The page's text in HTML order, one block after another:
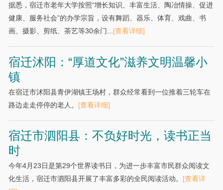
据悉，宿迁市老年大学按照“增长知识、丰富生活、陶冶情操、促进
健康、服务社会”的办学宗旨，设有舞蹈、器乐、体育、戏曲、书
画、摄影、剪纸、茶艺等30余门... [查看详细]
宿迁沭阳：“厚道文化”滋养文明温馨小
镇
在宿迁市沭阳县青伊湖镇王场村，群众经常看到一位推着三轮车在
路边走走停停的老人。 [查看详细]
宿迁市泗阳县：不负好时光，读书正当
时
今年4月23日是第29个世界读书日，为进一步丰富市民群众阅读文
化生活，宿迁市泗阳县开展了丰富多彩的全民阅读活动。 [查看详